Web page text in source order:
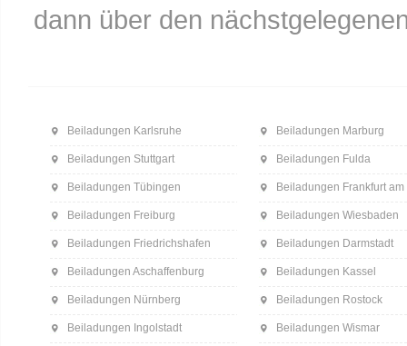
dann über den
Beiladungen Karlsruhe
Beiladungen Stuttgart
Beiladungen Tübingen
Beiladungen Freiburg
Beiladungen Friedrichshafen
Beiladungen Aschaffenburg
Beiladungen Nürnberg
Beiladungen Ingolstadt
Beiladungen Marburg
Beiladungen Fulda
Beiladungen Frankfurt am
Beiladungen Wiesbaden
Beiladungen Darmstadt
Beiladungen Kassel
Beiladungen Rostock
Beiladungen Wismar